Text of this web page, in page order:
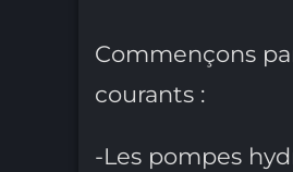
Commençons
courants :
-Les pompes